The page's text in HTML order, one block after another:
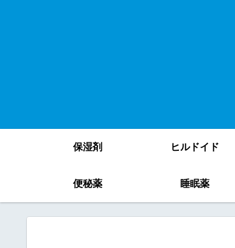
保湿剤 ヒルドイド
便秘薬 睡眠薬